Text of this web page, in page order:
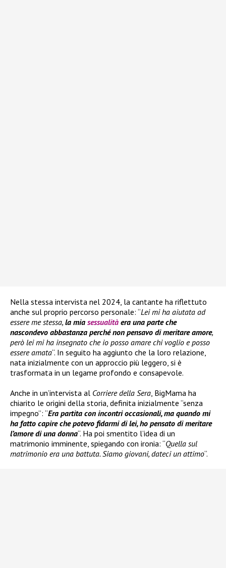
Nella stessa intervista nel 2024, la cantante ha riflettuto
anche sul proprio percorso personale: “Lei mi ha aiutata ad
essere me stessa, la mia sessualità era una parte che
nascondevo abbastanza perché non pensavo di meritare amore,
però lei mi ha insegnato che io posso amare chi voglio e posso
essere amata“. In seguito ha aggiunto che la loro relazione,
nata inizialmente con un approccio più leggero, si è
trasformata in un legame profondo e consapevole.
Anche in un’intervista al Corriere della Sera, BigMama ha
chiarito le origini della storia, definita inizialmente “senza
impegno”: “Era partita con incontri occasionali, ma quando mi
ha fatto capire che potevo fidarmi di lei, ho pensato di meritare
l’amore di una donna“. Ha poi smentito l’idea di un
matrimonio imminente, spiegando con ironia: “Quella sul
matrimonio era una battuta. Siamo giovani, dateci un attimo“.